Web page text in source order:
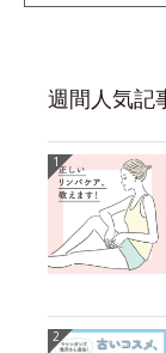
週間人気記